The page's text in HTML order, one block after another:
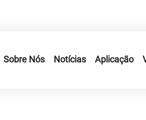
Sobre Nós Notícias Aplicação